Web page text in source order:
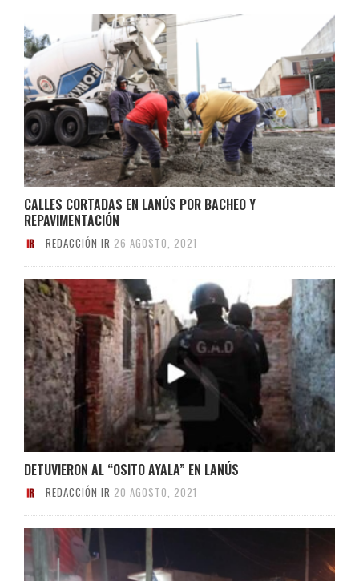
CALLES CORTADAS EN LANÚS POR BACHEO Y
REPAVIMENTACIÓN
REDACCIÓN IR 26 AGOSTO, 2021
DETUVIERON AL “OSITO AYALA” EN LANÚS
REDACCIÓN IR 20 AGOSTO, 2021